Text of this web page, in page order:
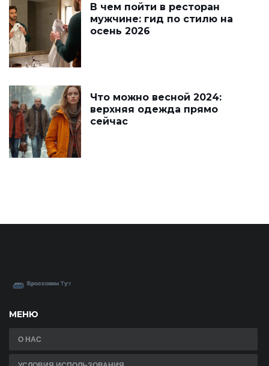
В чем пойти в ресторан
мужчине: гид по стилю на
осень 2026
Что можно весной 2024:
верхняя одежда прямо
сейчас
МЕНЮ
О НАС